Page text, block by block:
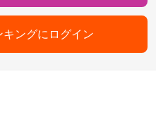
ングにログイン